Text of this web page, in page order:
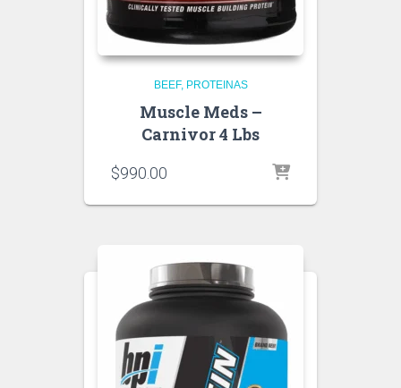
BEEF PROTEINAS
Muscle Meds –
Carnivor 4 Lbs
$990.00